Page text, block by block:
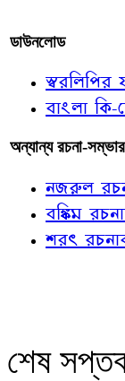
ডাউনলোড
স্বরলিপির
বাংলা কি-
অন্যান্য রচনা-সম্ভার
নজরুল
বঙ্কিম
শরৎ
শেষ